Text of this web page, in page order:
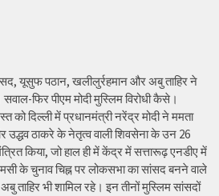
यूसुफ पठान, खलीलुर्रहमान और अबु ताहिर ने
सवाल-फिर पीएम मोदी मुस्लिम विरोधी कैसे।
दिल्ली में प्रधानमंत्री नरेंद्र मोदी ने ममता
उद्धव ठाकरे के नेतृत्व वाली शिवसेना के उन 26
किया, जो हाल ही में केंद्र में सत्तारूढ़ एनडीए में
के चुनाव चिह्न पर लोकसभा का सांसद बनने वाले
ताहिर भी शामिल रहे। इन तीनों मुस्लिम सांसदों